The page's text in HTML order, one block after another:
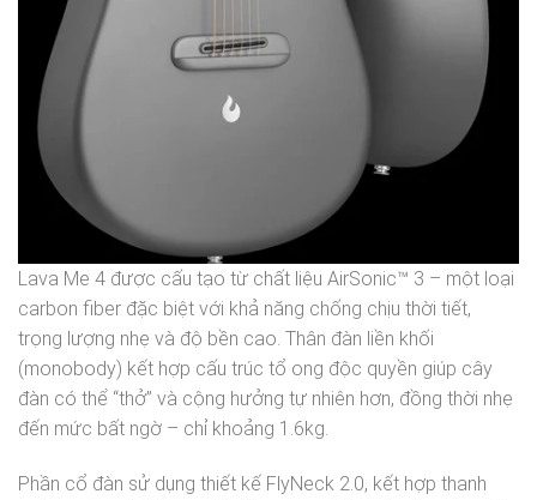
Lava Me 4 được cấu tạo từ chất liệu AirSonic™ 3 – một loại
carbon fiber đặc biệt với khả năng chống chịu thời tiết,
trọng lượng nhẹ và độ bền cao. Thân đàn liền khối
(monobody) kết hợp cấu trúc tổ ong độc quyền giúp cây
đàn có thể “thở” và cộng hưởng tự nhiên hơn, đồng thời nhẹ
đến mức bất ngờ – chỉ khoảng 1.6kg.
Phần cổ đàn sử dụng thiết kế FlyNeck 2.0, kết hợp thanh